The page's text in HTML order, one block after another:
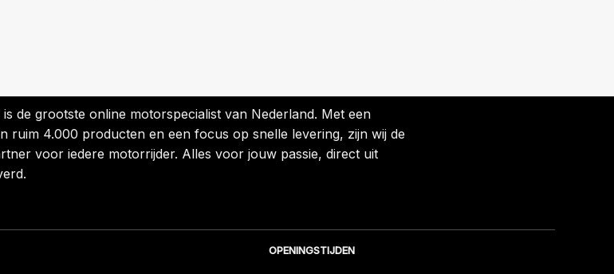
is de grootste online motorspecialist van Nederland. Met een
ruim 4.000 producten en een focus op snelle levering, zijn wij de
voor iedere motorrijder. Alles voor jouw passie, direct uit
OPENINGSTIJDEN